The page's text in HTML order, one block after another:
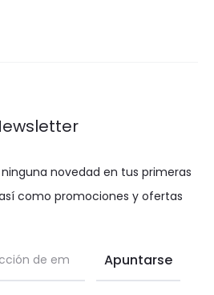
novedad en tus primeras
como promociones y ofertas